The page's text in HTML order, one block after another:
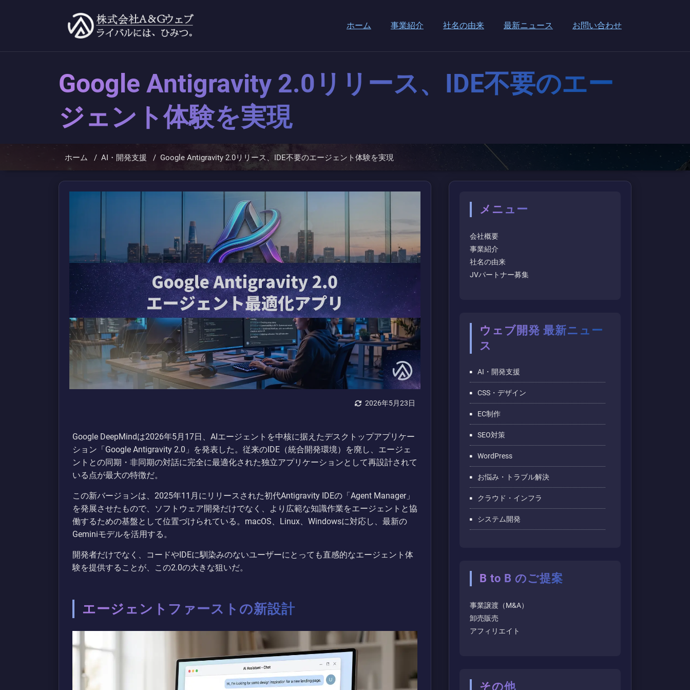
へ
ホーム 事業紹介 社名の由来 最新ニュース お問い合わせ
Google Antigravity 2.0リリース、IDE不要のエー
ジェント体験を実現
ホーム / AI・開発支援 / Google Antigravity 2.0リリース、IDE不要のエージェント体験を実現
2026年5月23日
Google DeepMindは2026年5月17日、AIエージェントを中核に据えたデスクトップアプリケー
ション「Google Antigravity 2.0」を発表した。従来のIDE（統合開発環境）を廃し、エージェ
ントとの同期・非同期の対話に完全に最適化された独立アプリケーションとして再設計されて
いる点が最大の特徴だ。
この新バージョンは、2025年11月にリリースされた初代Antigravity IDEの「Agent Manager」
を発展させたもので、ソフトウェア開発だけでなく、より広範な知識作業をエージェントと協
働するための基盤として位置づけられている。macOS、Linux、Windowsに対応し、最新の
Geminiモデルを活用する。
開発者だけでなく、コードやIDEに馴染みのないユーザーにとっても直感的なエージェント体
験を提供することが、この2.0の大きな狙いだ。
エージェントファーストの新設計
メニュー
会社概要
事業紹介
社名の由来
JVパートナー募集
ウェブ開発 最新ニュー
ス
AI・開発支援
CSS・デザイン
EC制作
SEO対策
WordPress
お悩み・トラブル解決
クラウド・インフラ
システム開発
B to B のご提案
事業譲渡（M&A）
卸売販売
アフィリエイト
その他